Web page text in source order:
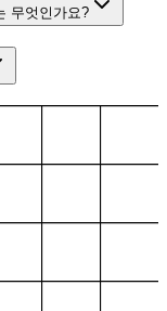
무엇인가요?